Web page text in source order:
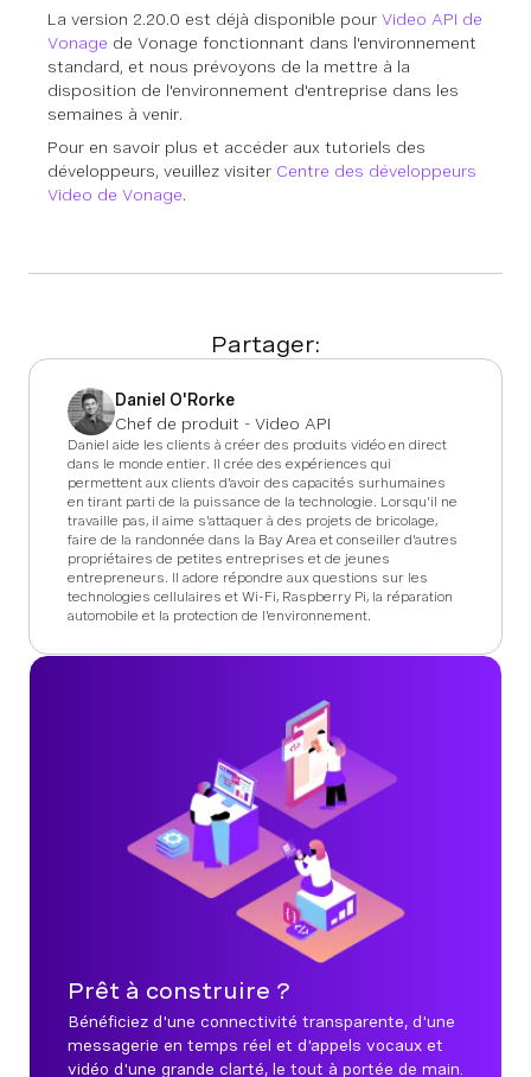
La version 2.20.0 est déjà disponible pour Video API de
Vonage de Vonage fonctionnant dans l'environnement
standard, et nous prévoyons de la mettre à la
disposition de l'environnement d'entreprise dans les
semaines à venir.
Pour en savoir plus et accéder aux tutoriels des
développeurs, veuillez visiter Centre des développeurs
Video de Vonage.
Partager:
Daniel O'Rorke
Chef de produit - Video API
Daniel aide les clients à créer des produits vidéo en direct
dans le monde entier. Il crée des expériences qui
permettent aux clients d'avoir des capacités surhumaines
en tirant parti de la puissance de la technologie. Lorsqu'il ne
travaille pas, il aime s'attaquer à des projets de bricolage,
faire de la randonnée dans la Bay Area et conseiller d'autres
propriétaires de petites entreprises et de jeunes
entrepreneurs. Il adore répondre aux questions sur les
technologies cellulaires et Wi-Fi, Raspberry Pi, la réparation
automobile et la protection de l'environnement.
Prêt à construire ?
Bénéficiez d'une connectivité transparente, d'une
messagerie en temps réel et d'appels vocaux et
vidéo d'une grande clarté, le tout à portée de main.